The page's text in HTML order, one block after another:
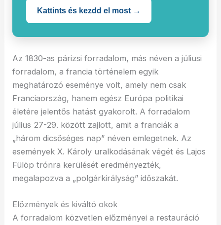
Kattints és kezdd el most →
Az 1830-as párizsi forradalom, más néven a júliusi
forradalom, a francia történelem egyik
meghatározó eseménye volt, amely nem csak
Franciaország, hanem egész Európa politikai
életére jelentős hatást gyakorolt. A forradalom
július 27-29. között zajlott, amit a franciák a
„három dicsőséges nap” néven emlegetnek. Az
események X. Károly uralkodásának végét és Lajos
Fülöp trónra kerülését eredményezték,
megalapozva a „polgárkirályság” időszakát.
Előzmények és kiváltó okok
A forradalom közvetlen előzményei a restauráció